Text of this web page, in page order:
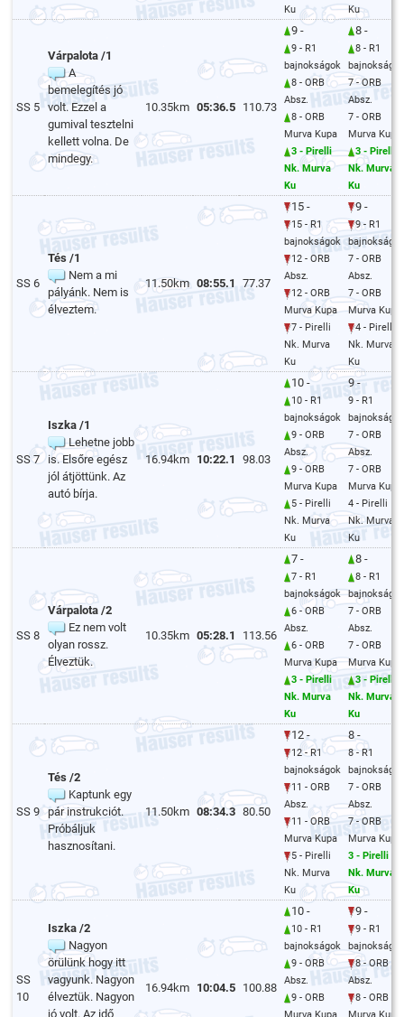
Ku
Ku
SS 5
Várpalota /1
A
bemelegítés jó
volt. Ezzel a
gumival tesztelni
kellett volna. De
mindegy.
10.35km 05:36.5 110.73
9 -
9 - R1
bajnokságok
8 - ORB
Absz.
8 - ORB
Murva Kupa
3 - Pirelli
Nk. Murva
Ku
8 -
8 - R1
7 - ORB
Absz.
7 - ORB
Murva Kupa
3 - Pirelli
Nk. Murva
Ku
SS 6
Tés /1
Nem a mi
pályánk. Nem is
élveztem.
11.50km 08:55.1 77.37
15 -
15 - R1
bajnokságok
12 - ORB
Absz.
12 - ORB
Murva Kupa
7 - Pirelli
Nk. Murva
Ku
9 -
9 - R1
7 - ORB
Absz.
7 - ORB
Murva Kupa
4 - Pirelli
Nk. Murva
Ku
SS 7
Iszka /1
Lehetne jobb
is. Elsőre egész
jól átjöttünk. Az
autó bírja.
16.94km 10:22.1 98.03
10 -
10 - R1
bajnokságok
9 - ORB
Absz.
9 - ORB
Murva Kupa
5 - Pirelli
Nk. Murva
Ku
9 -
9 - R1
7 - ORB
Absz.
7 - ORB
Murva Kupa
4 - Pirelli
Nk. Murva
Ku
SS 8
Várpalota /2
Ez nem volt
olyan rossz.
Élveztük.
10.35km 05:28.1 113.56
7 -
7 - R1
bajnokságok
6 - ORB
Absz.
6 - ORB
Murva Kupa
3 - Pirelli
Nk. Murva
Ku
8 -
8 - R1
7 - ORB
Absz.
7 - ORB
Murva Kupa
3 - Pirelli
Nk. Murva
Ku
SS 9
Tés /2
Kaptunk egy
pár instrukciót.
Próbáljuk
hasznosítani.
11.50km 08:34.3 80.50
12 -
12 - R1
bajnokságok
11 - ORB
Absz.
11 - ORB
Murva Kupa
5 - Pirelli
Nk. Murva
Ku
8 -
8 - R1
7 - ORB
Absz.
7 - ORB
Murva Kupa
3 - Pirelli
Nk. Murva
Ku
SS
10
Iszka /2
Nagyon
örülünk hogy itt
vagyunk. Nagyon
élveztük. Nagyon
jó volt. Az idő
16.94km 10:04.5 100.88
10 -
10 - R1
bajnokságok
9 - ORB
Absz.
9 - ORB
9 -
9 - R1
8 - ORB
Absz.
8 - ORB